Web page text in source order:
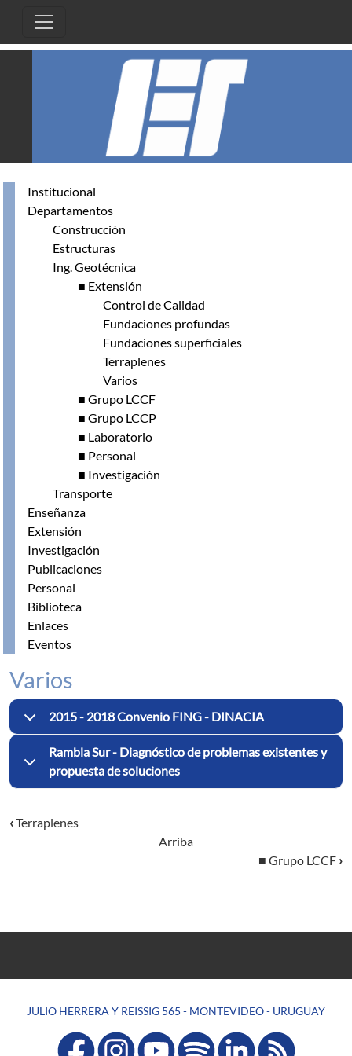
Institucional
Departamentos
Construcción
Estructuras
Ing. Geotécnica
■ Extensión
Control de Calidad
Fundaciones profundas
Fundaciones superficiales
Terraplenes
Varios
■ Grupo LCCF
■ Grupo LCCP
■ Laboratorio
■ Personal
■ Investigación
Transporte
Enseñanza
Extensión
Investigación
Publicaciones
Personal
Biblioteca
Enlaces
Eventos
Varios
2015 - 2018 Convenio FING - DINACIA
Rambla Sur - Diagnóstico de problemas existentes y
propuesta de soluciones
‹Terraplenes
Arriba
■ Grupo LCCF ›
JULIO HERRERA Y REISSIG 565 - MONTEVIDEO - URUGUAY